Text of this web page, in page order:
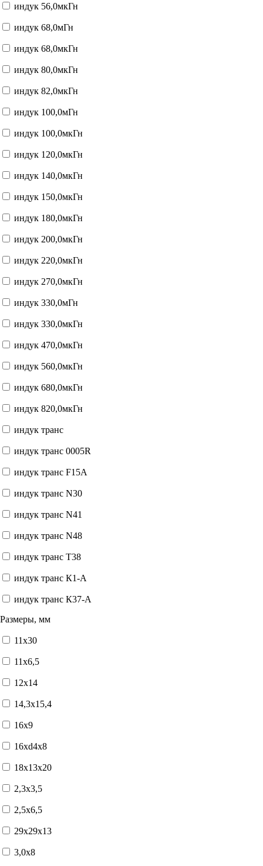
индук 56,0мкГн
индук 68,0мГн
индук 68,0мкГн
индук 80,0мкГн
индук 82,0мкГн
индук 100,0мГн
индук 100,0мкГн
индук 120,0мкГн
индук 140,0мкГн
индук 150,0мкГн
индук 180,0мкГн
индук 200,0мкГн
индук 220,0мкГн
индук 270,0мкГн
индук 330,0мГн
индук 330,0мкГн
индук 470,0мкГн
индук 560,0мкГн
индук 680,0мкГн
индук 820,0мкГн
индук транс
индук транс 0005R
индук транс F15A
индук транс N30
индук транс N41
индук транс N48
индук транс T38
индук транс К1-А
индук транс К37-А
Размеры, мм
11x30
11x6,5
12x14
14,3x15,4
16x9
16xd4x8
18x13x20
2,3x3,5
2,5x6,5
29x29x13
3,0x8